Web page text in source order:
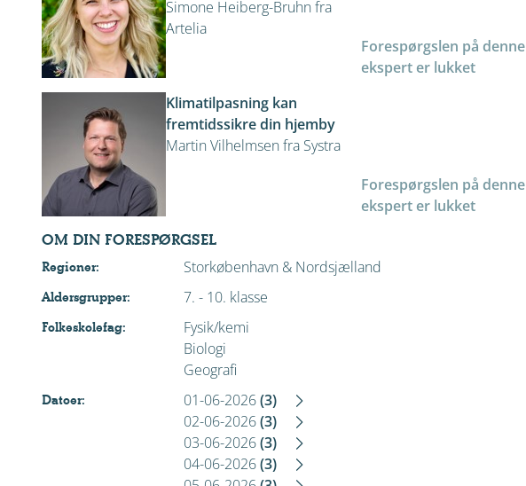
Simone Heiberg-Bruhn fra
Artelia
Forespørgslen på denne
ekspert er lukket
Klimatilpasning kan
fremtidssikre din hjemby
Martin Vilhelmsen fra Systra
Forespørgslen på denne
ekspert er lukket
OM DIN FORESPØRGSEL
Regioner: Storkøbenhavn & Nordsjælland
Aldersgrupper: 7. - 10. klasse
Folkeskolefag:
Fysik/kemi
Biologi
Geografi
Datoer: 01-06-2026(3)
02-06-2026(3)
03-06-2026(3)
04-06-2026(3)